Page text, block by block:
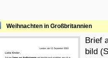
Weihnachten in Großbritannien
Brief
bild